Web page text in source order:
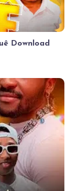
Download